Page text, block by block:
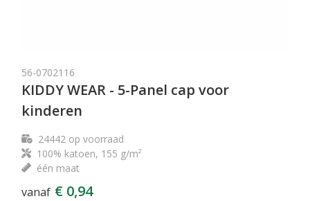
56-0702116
KIDDY WEAR - 5-Panel cap voor
kinderen
24442op voorraad
100% katoen, 155 g/m²
één maat
vanaf € 0,94